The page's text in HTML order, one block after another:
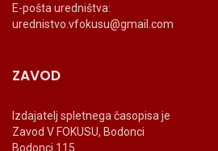
E-pošta uredništva:
urednistvo.vfokusu@gmail.com
ZAVOD
Izdajatelj spletnega časopisa je
Zavod V FOKUSU, Bodonci
Bodonci 115